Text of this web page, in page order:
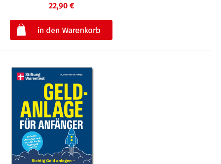
22,90 €